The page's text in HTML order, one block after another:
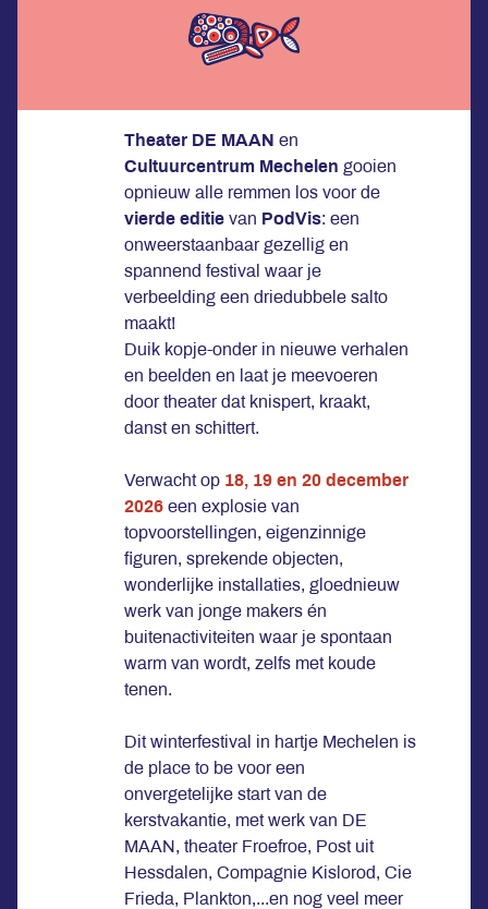
Theater DE MAAN en
Cultuurcentrum Mechelen gooien
opnieuw alle remmen los voor de
vierde editievan PodVis: een
onweerstaanbaar gezellig en
spannend festival waar je
verbeelding een driedubbele salto
maakt!
Duik kopje-onder in nieuwe verhalen
en beelden en laat je meevoeren
door theater dat knispert, kraakt,
danst en schittert.
Verwacht op 18, 19 en 20 december
2026 een explosie van
topvoorstellingen, eigenzinnige
figuren, sprekende objecten,
wonderlijke installaties, gloednieuw
werk van jonge makers én
buitenactiviteiten waar je spontaan
warm van wordt, zelfs met koude
tenen.
Dit winterfestival in hartje Mechelen is
de place to be voor een
onvergetelijke start van de
kerstvakantie, met werk van DE
MAAN, theater Froefroe, Post uit
Hessdalen, Compagnie Kislorod, Cie
Frieda, Plankton,...en nog veel meer